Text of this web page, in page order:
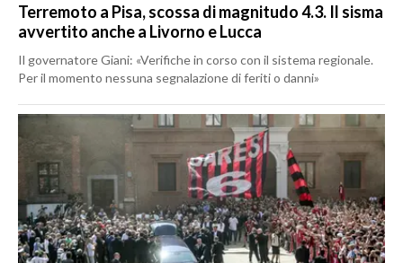
Terremoto a Pisa, scossa di magnitudo 4.3. Il sisma
avvertito anche a Livorno e Lucca
Il governatore Giani: «Verifiche in corso con il sistema regionale.
Per il momento nessuna segnalazione di feriti o danni»